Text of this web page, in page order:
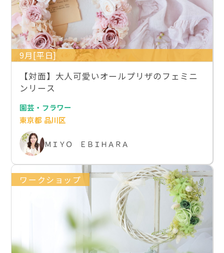
9月[平日]
【対面】大人可愛いオールプリザのフェミニ
ンリース
園芸・フラワー
東京都 品川区
ＭＩＹＯ ＥＢＩＨＡＲＡ
ワークショップ